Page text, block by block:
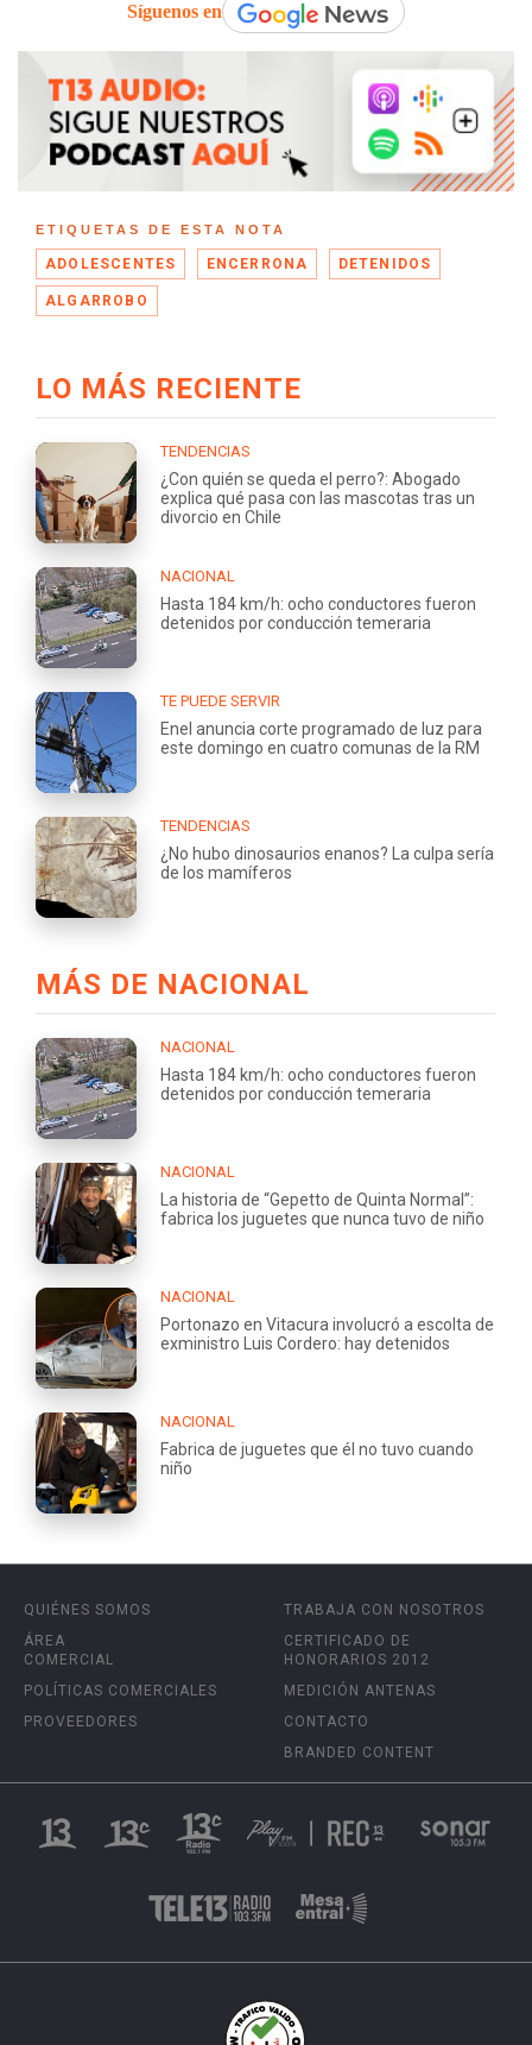
Síguenos en
ETIQUETAS DE ESTA NOTA
ADOLESCENTES ENCERRONA DETENIDOS
ALGARROBO
LO MÁS RECIENTE
TENDENCIAS
¿Con quién se queda el perro?: Abogado
explica qué pasa con las mascotas tras un
divorcio en Chile
NACIONAL
Hasta 184 km/h: ocho conductores fueron
detenidos por conducción temeraria
TE PUEDE SERVIR
Enel anuncia corte programado de luz para
este domingo en cuatro comunas de la RM
TENDENCIAS
¿No hubo dinosaurios enanos? La culpa sería
de los mamíferos
MÁS DE NACIONAL
NACIONAL
Hasta 184 km/h: ocho conductores fueron
detenidos por conducción temeraria
NACIONAL
La historia de “Gepetto de Quinta Normal”:
fabrica los juguetes que nunca tuvo de niño
NACIONAL
Portonazo en Vitacura involucró a escolta de
exministro Luis Cordero: hay detenidos
NACIONAL
Fabrica de juguetes que él no tuvo cuando
niño
QUIÉNES SOMOS
ÁREA
COMERCIAL
POLÍTICAS COMERCIALES
PROVEEDORES
TRABAJA CON NOSOTROS
CERTIFICADO DE
HONORARIOS 2012
MEDICIÓN ANTENAS
CONTACTO
BRANDED CONTENT